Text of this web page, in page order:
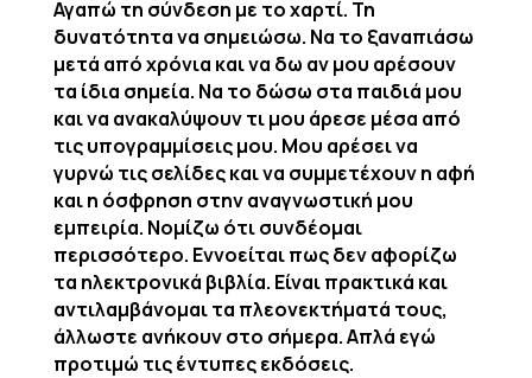
Αγαπώ τη σύνδεση με το χαρτί. Τη
δυνατότητα να σημειώσω. Να το ξαναπιάσω
μετά από χρόνια και να δω αν μου αρέσουν
τα ίδια σημεία. Να το δώσω στα παιδιά μου
και να ανακαλύψουν τι μου άρεσε μέσα από
τις υπογραμμίσεις μου. Μου αρέσει να
γυρνώ τις σελίδες και να συμμετέχουν η αφή
και η όσφρηση στην αναγνωστική μου
εμπειρία. Νομίζω ότι συνδέομαι
περισσότερο. Εννοείται πως δεν αφορίζω
τα ηλεκτρονικά βιβλία. Είναι πρακτικά και
αντιλαμβάνομαι τα πλεονεκτήματά τους,
άλλωστε ανήκουν στο σήμερα. Απλά εγώ
προτιμώ τις έντυπες εκδόσεις.